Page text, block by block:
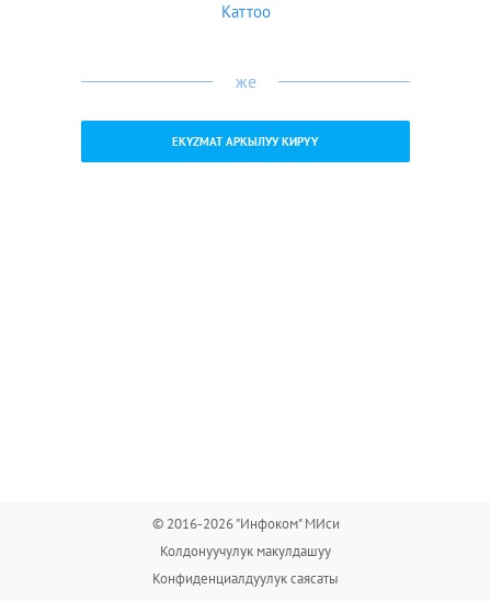
Каттоо
же
EKYZMAT АРКЫЛУУ КИРҮҮ
© 2016-2026 "Инфоком" МИси
Колдонуучулук макулдашуу
Конфиденциалдуулук саясаты